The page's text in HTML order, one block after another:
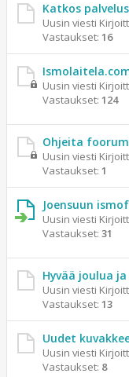
Katkos
Uusin viesti
Vastaukset: 16
Uusin viesti
Vastaukset: 124
Ohjeita
Uusin viesti
Vastaukset: 1
Joensuun
Uusin viesti
Vastaukset: 31
Hyvää joulua
Uusin viesti
Vastaukset: 13
Uudet
Uusin viesti
Vastaukset: 8